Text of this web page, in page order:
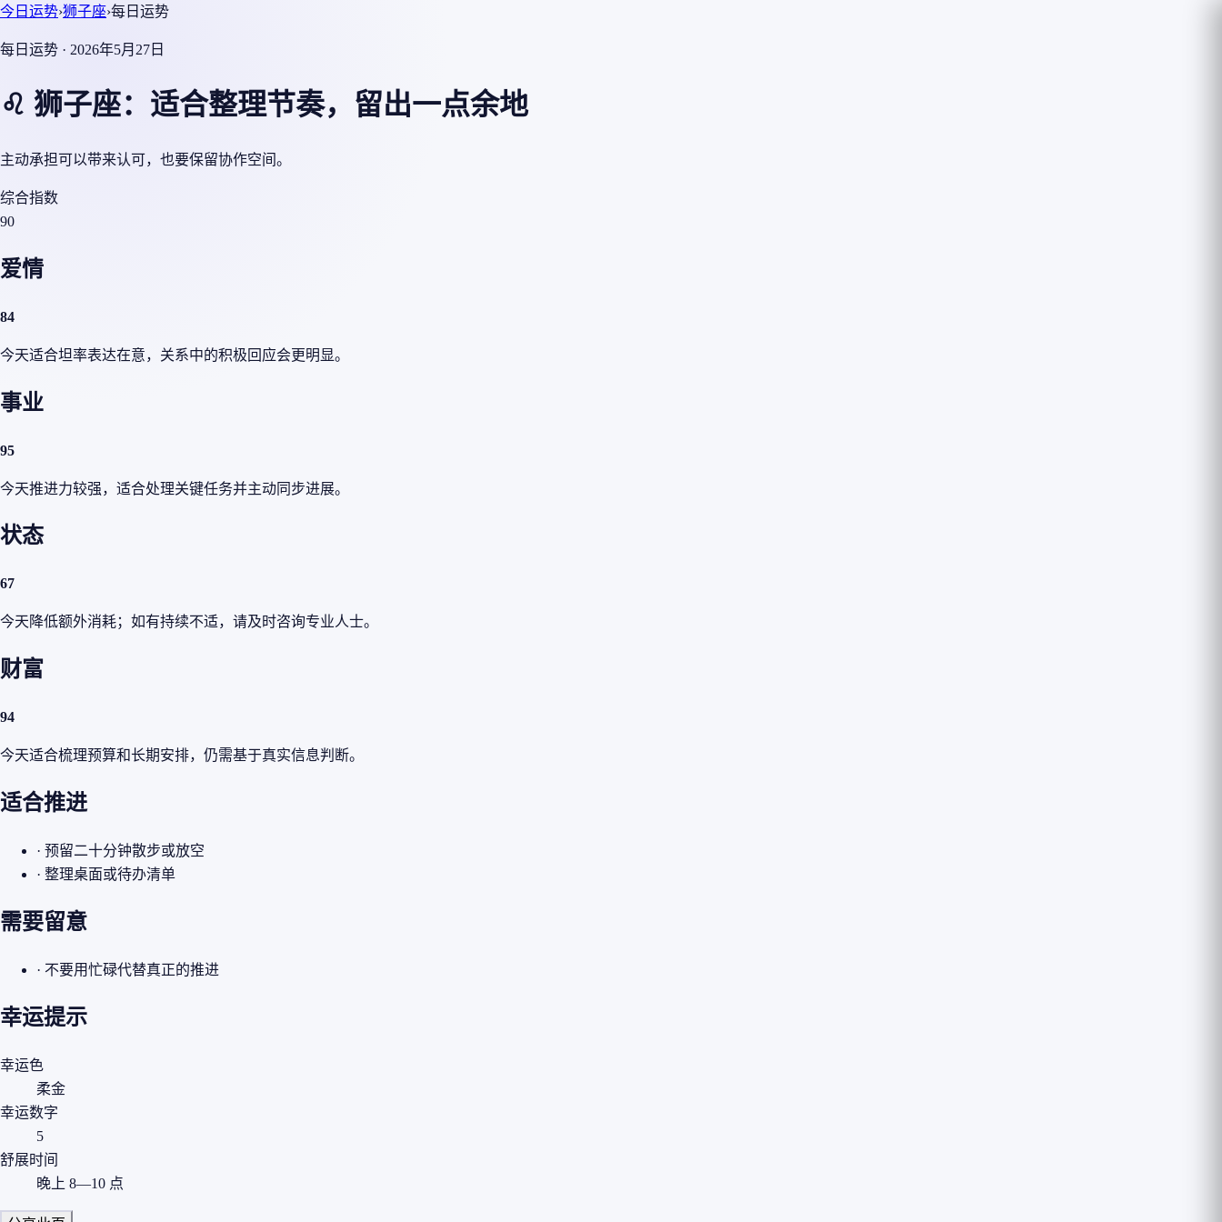
今日运势›狮子座›每日运势
每日运势 · 2026年5月27日
♌ 狮子座：适合整理节奏，留出一点余地
主动承担可以带来认可，也要保留协作空间。
综合指数
90
爱情
84
今天适合坦率表达在意，关系中的积极回应会更明显。
事业
95
今天推进力较强，适合处理关键任务并主动同步进展。
状态
67
今天降低额外消耗；如有持续不适，请及时咨询专业人士。
财富
94
今天适合梳理预算和长期安排，仍需基于真实信息判断。
适合推进
· 预留二十分钟散步或放空
· 整理桌面或待办清单
需要留意
· 不要用忙碌代替真正的推进
幸运提示
幸运色
柔金
幸运数字
5
舒展时间
晚上 8—10 点